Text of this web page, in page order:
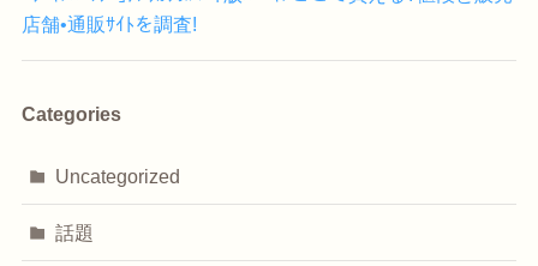
店舗•通販ｻｲﾄを調査!
Categories
Uncategorized
話題